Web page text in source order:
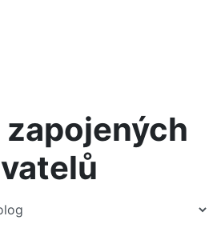
zapojených